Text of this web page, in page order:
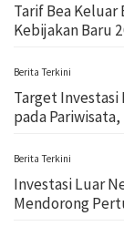
Tarif Bea Keluar
Kebijakan Baru
Berita Terkini
Target Investasi
pada
Berita Terkini
Investasi Luar
Mendorong